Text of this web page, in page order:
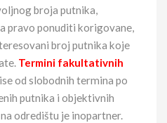
broja putnika,
pravo ponuditi korigovane,
broj putnika koje
Termini fakultativnih
od slobodnih termina po
putnika i objektivnih
odredištu je inopartner.